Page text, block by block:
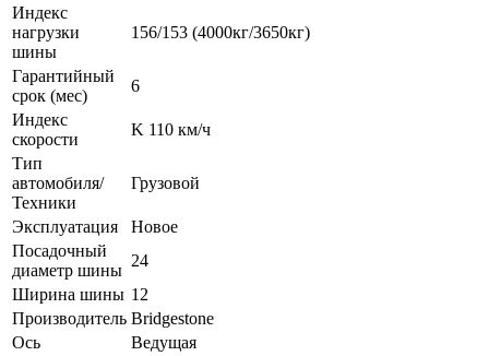
Индекс
нагрузки
шины
156/153 (4000кг/3650кг)
Гарантийный
срок (мес)
6
Индекс
скорости
K 110 км/ч
Тип
автомобиля/
Техники
Грузовой
Эксплуатация
Новое
Посадочный
диаметр шины
24
Ширина шины 12
Производитель Bridgestone
Ось
Ведущая